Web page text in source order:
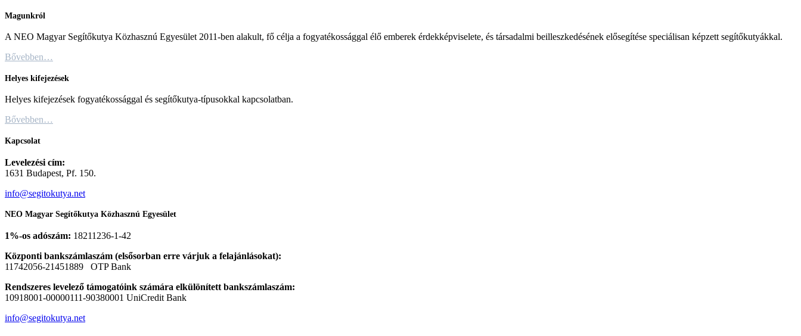
Magunkról
A NEO Magyar Segítőkutya Közhasznú Egyesület 2011-ben alakult, fő célja a fogyatékossággal élő emberek érdekképviselete, és társadalmi beilleszkedésének elősegítése speciálisan képzett segítőkutyákkal.
Bővebben…
Helyes kifejezések
Helyes kifejezések fogyatékossággal és segítőkutya-típusokkal kapcsolatban.
Bővebben…
Kapcsolat
Levelezési cím:
1631 Budapest, Pf. 150.
info@segitokutya.net
NEO Magyar Segítőkutya Közhasznú Egyesület
1%-os adószám: 18211236-1-42
Központi bankszámlaszám (elsősorban erre várjuk a felajánlásokat):
11742056-21451889 OTP Bank
Rendszeres levelező támogatóink számára elkülönített bankszámlaszám:
10918001-00000111-90380001 UniCredit Bank
info@segitokutya.net